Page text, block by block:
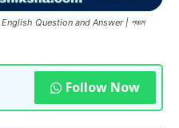
Question and Answer | পঞ্চম
Follow Now